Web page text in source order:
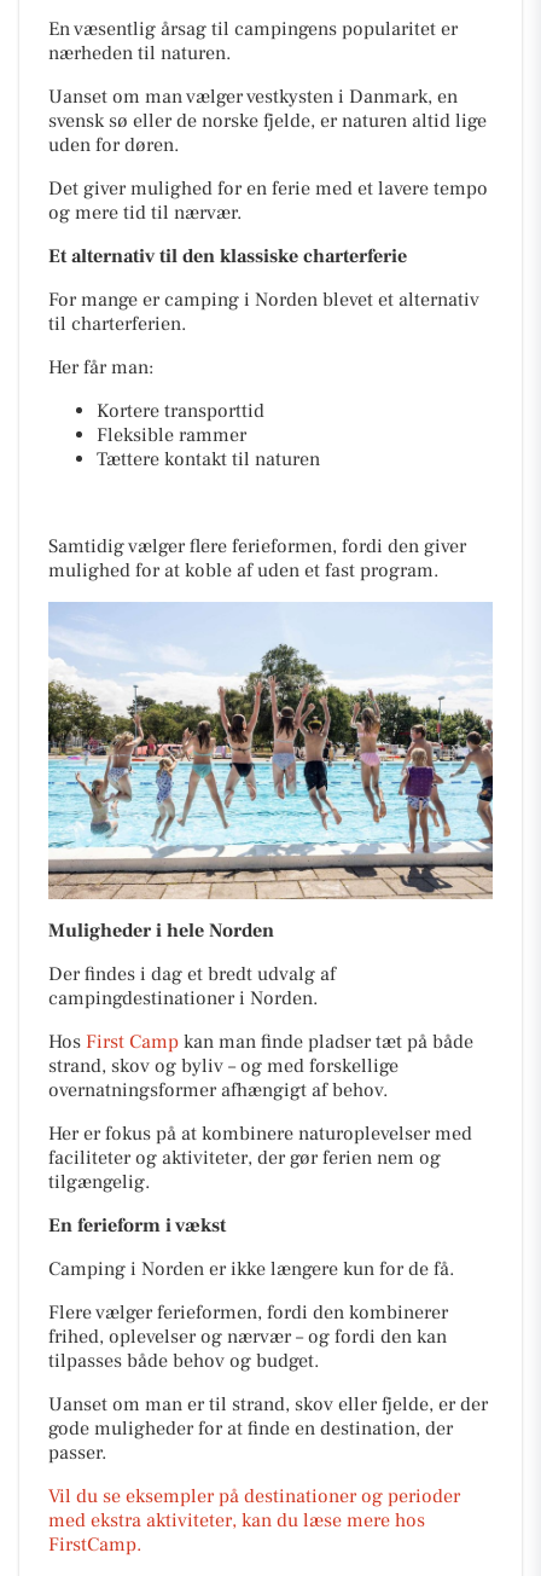
En væsentlig årsag til campingens popularitet er
nærheden til naturen.
Uanset om man vælger vestkysten i Danmark, en
svensk sø eller de norske fjelde, er naturen altid lige
uden for døren.
Det giver mulighed for en ferie med et lavere tempo
og mere tid til nærvær.
Et alternativ til den klassiske charterferie
For mange er camping i Norden blevet et alternativ
til charterferien.
Her får man:
Kortere transporttid
Fleksible rammer
Tættere kontakt til naturen
Samtidig vælger flere ferieformen, fordi den giver
mulighed for at koble af uden et fast program.
Muligheder i hele Norden
Der findes i dag et bredt udvalg af
campingdestinationer i Norden.
Hos First Camp kan man finde pladser tæt på både
strand, skov og byliv – og med forskellige
overnatningsformer afhængigt af behov.
Her er fokus på at kombinere naturoplevelser med
faciliteter og aktiviteter, der gør ferien nem og
tilgængelig.
En ferieform i vækst
Camping i Norden er ikke længere kun for de få.
Flere vælger ferieformen, fordi den kombinerer
frihed, oplevelser og nærvær – og fordi den kan
tilpasses både behov og budget.
Uanset om man er til strand, skov eller fjelde, er der
gode muligheder for at finde en destination, der
passer.
Vil du se eksempler på destinationer og perioder
med ekstra aktiviteter, kan du læse mere hos
FirstCamp.